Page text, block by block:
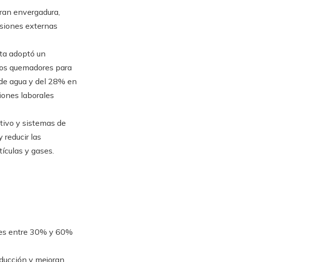
envergadura,
externas
adoptó un
quemadores para
agua y del 28% en
laborales
y sistemas de
reducir las
y gases.
entre 30% y 60%
y mejoran